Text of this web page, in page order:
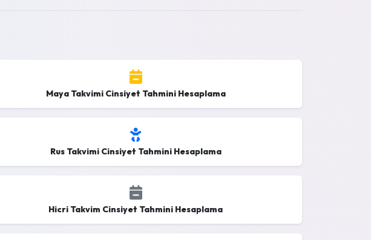
Maya Takvimi Cinsiyet Tahmini Hesaplama
Rus Takvimi Cinsiyet Tahmini Hesaplama
Hicri Takvim Cinsiyet Tahmini Hesaplama